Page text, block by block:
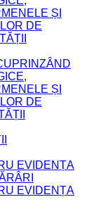
ȘI
DE
ȘI
DE
EVIDENȚA
EVIDENȚA